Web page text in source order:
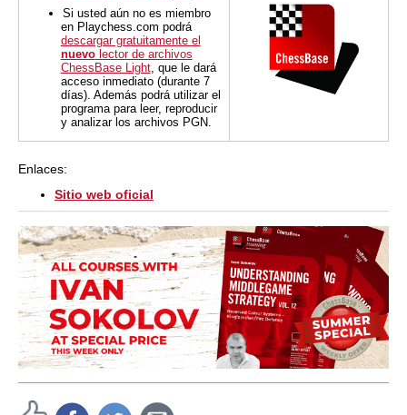
Si usted aún no es miembro
en Playchess.com podrá
descargar gratuitamente el
nuevolector de archivos
ChessBase Light, que le dará
acceso inmediato (durante 7
días). Además podrá utilizar el
programa para leer, reproducir
y analizar los archivos PGN.
Enlaces:
Sitio web oficial